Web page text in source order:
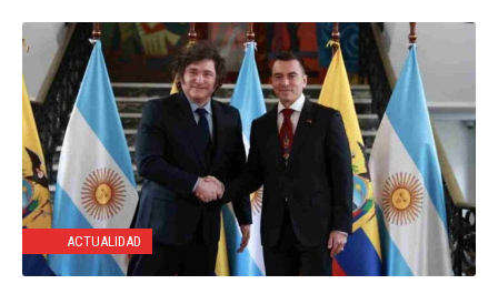
ACTUALIDAD